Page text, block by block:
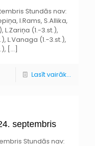
Stundās nav:
I.Rams, S.Allika,
L.Zariņa (1.-3.st.),
L.Vanaga (1.-3.st.),
[…]
Lasīt vairāk...
septembris
Stundās nav: